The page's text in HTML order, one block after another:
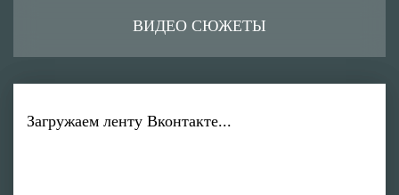
ВИДЕО СЮЖЕТЫ
Загружаем ленту Вконтакте...